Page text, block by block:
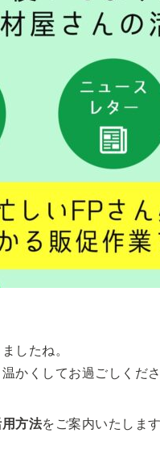
したね。
かくしてお過ごしくだ
方法をご案内いたします